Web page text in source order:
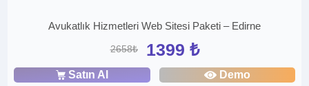
Avukatlık Hizmetleri Web Sitesi Paketi – Edirne
2658₺ 1399 ₺
Satın Al Demo